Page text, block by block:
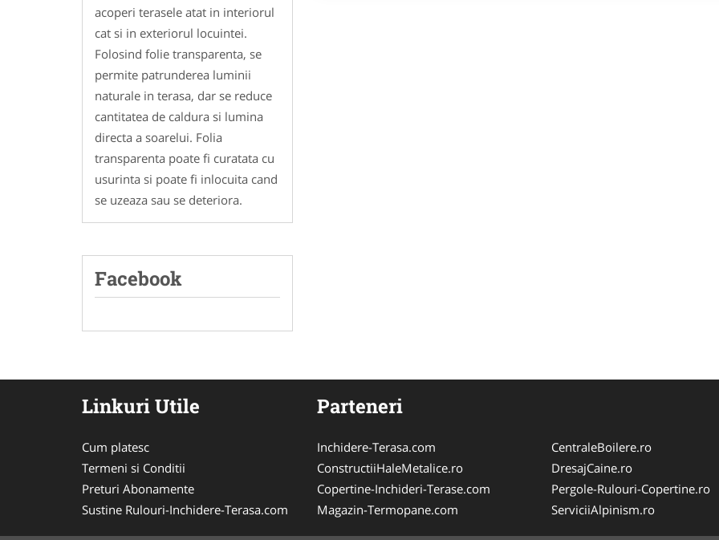
acoperi terasele atat in interiorul
cat si in exteriorul locuintei.
Folosind folie transparenta, se
permite patrunderea luminii
naturale in terasa, dar se reduce
cantitatea de caldura si lumina
directa a soarelui. Folia
transparenta poate fi curatata cu
usurinta si poate fi inlocuita cand
se uzeaza sau se deteriora.
Facebook
Linkuri Utile
Cum platesc
Termeni si Conditii
Preturi Abonamente
Sustine Rulouri-Inchidere-Terasa.com
Parteneri
Inchidere-Terasa.com
ConstructiiHaleMetalice.ro
Copertine-Inchideri-Terase.com
Magazin-Termopane.com
CentraleBoilere.ro
DresajCaine.ro
Pergole-Rulouri-Copertine.ro
ServiciiAlpinism.ro